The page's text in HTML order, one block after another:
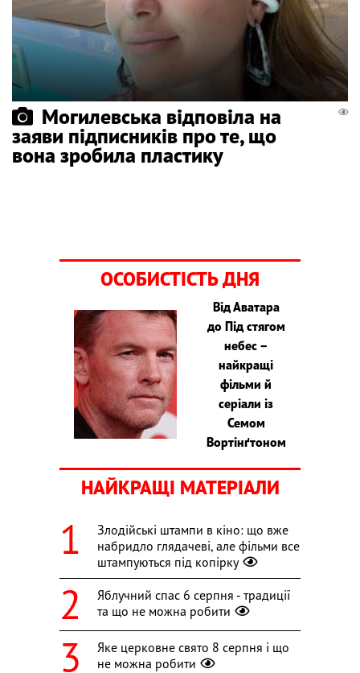
Могилевська відповіла на
заяви підписників про те, що
вона зробила пластику
ОСОБИСТІСТЬ ДНЯ
Від Аватара
до Під стягом
небес –
найкращі
фільми й
серіали із
Семом
Вортінґтоном
НАЙКРАЩІ МАТЕРІАЛИ
Злодійські штампи в кіно: що вже
набридло глядачеві, але фільми все
штампуються під копірку
Яблучний спас 6 серпня - традиції
та що не можна робити
Яке церковне свято 8 серпня і що
не можна робити